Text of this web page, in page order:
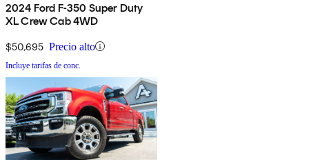
2024 Ford F-350 Super Duty
XL Crew Cab 4WD
$50,695 Precio alto
Incluye tarifas de conc.